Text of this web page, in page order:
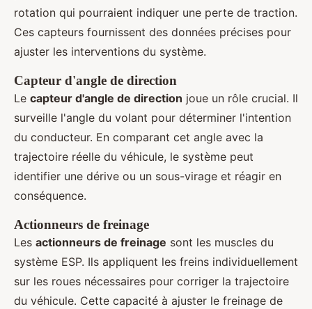
rotation qui pourraient indiquer une perte de traction.
Ces capteurs fournissent des données précises pour
ajuster les interventions du système.
Capteur d'angle de direction
Le capteur d'angle de direction joue un rôle crucial. Il
surveille l'angle du volant pour déterminer l'intention
du conducteur. En comparant cet angle avec la
trajectoire réelle du véhicule, le système peut
identifier une dérive ou un sous-virage et réagir en
conséquence.
Actionneurs de freinage
Les actionneurs de freinage sont les muscles du
système ESP. Ils appliquent les freins individuellement
sur les roues nécessaires pour corriger la trajectoire
du véhicule. Cette capacité à ajuster le freinage de